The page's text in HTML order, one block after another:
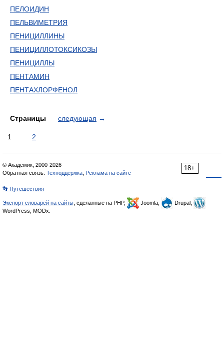
ПЕЛОИДИН
ПЕЛЬВИМЕТРИЯ
ПЕНИЦИЛЛИНЫ
ПЕНИЦИЛЛОТОКСИКОЗЫ
ПЕНИЦИЛЛЫ
ПЕНТАМИН
ПЕНТАХЛОРФЕНОЛ
Страницы следующая →
1 2
18+
© Академик, 2000-2026
Обратная связь: Техподдержка Реклама на сайте
👣 Путешествия
Экспорт словарей на сайты , сделанные на PHP, Joomla,
Drupal,
WordPress, MODx.